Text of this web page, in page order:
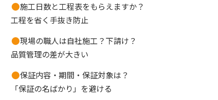
施工日数と工程表をもらえますか？
工程を省く手抜き防止
現場の職人は自社施工？下請け？
品質管理の差が大きい
保証内容・期間・保証対象は？
「保証の名ばかり」を避ける